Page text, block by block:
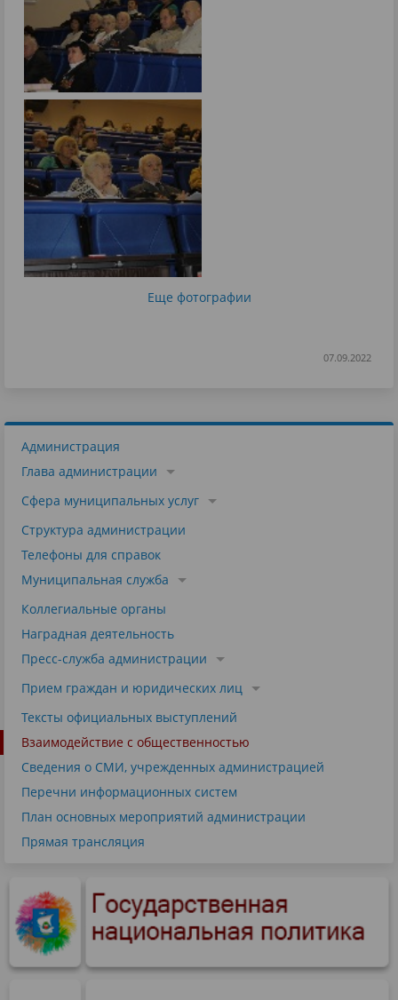
Еще фотографии
07.09.2022
Администрация
Глава администрации
Сфера муниципальных услуг
Структура администрации
Телефоны для справок
Муниципальная служба
Коллегиальные органы
Наградная деятельность
Пресс-служба администрации
Прием граждан и юридических лиц
Тексты официальных выступлений
Взаимодействие с общественностью
Сведения о СМИ, учрежденных администрацией
Перечни информационных систем
План основных мероприятий администрации
Прямая трансляция